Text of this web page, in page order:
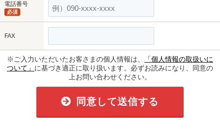
電話番号
必須
FAX
※ご入力いただいたお客さまの個人情報は、
「個人情報の取扱いに
ついて」 に基づき適正に取り扱います。必ずお読みになり、同意の
上お問い合わせください。
同意して送信する